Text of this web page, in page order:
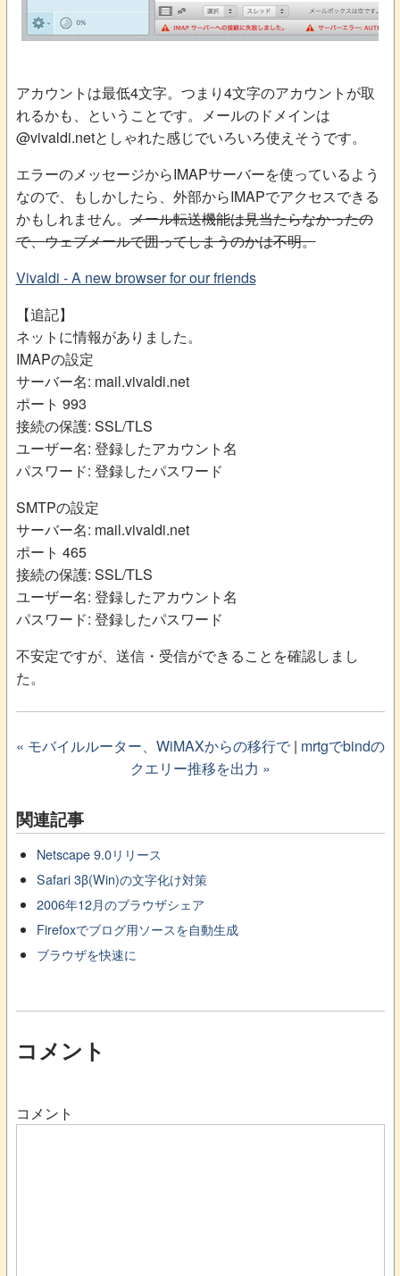
アカウントは最低4文字。つまり4文字のアカウントが取
れるかも、ということです。メールのドメインは
@vivaldi.netとしゃれた感じでいろいろ使えそうです。
エラーのメッセージからIMAPサーバーを使っているよう
なので、もしかしたら、外部からIMAPでアクセスできる
かもしれません。メール転送機能は見当たらなかったの
で、ウェブメールで囲ってしまうのかは不明。
Vivaldi - A new browser for our friends
【追記】
ネットに情報がありました。
IMAPの設定
サーバー名: mail.vivaldi.net
ポート 993
接続の保護: SSL/TLS
ユーザー名: 登録したアカウント名
パスワード: 登録したパスワード
SMTPの設定
サーバー名: mail.vivaldi.net
ポート 465
接続の保護: SSL/TLS
ユーザー名: 登録したアカウント名
パスワード: 登録したパスワード
不安定ですが、送信・受信ができることを確認しまし
た。
« モバイルルーター、WiMAXからの移行で| mrtgでbindの
クエリー推移を出力 »
関連記事
Netscape 9.0リリース
Safari 3β(Win)の文字化け対策
2006年12月のブラウザシェア
Firefoxでブログ用ソースを自動生成
ブラウザを快速に
コメント
コメント